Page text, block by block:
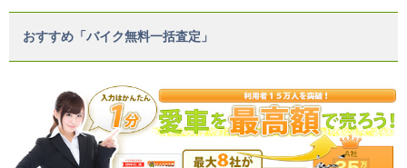
おすすめ「バイク無料一括査定」